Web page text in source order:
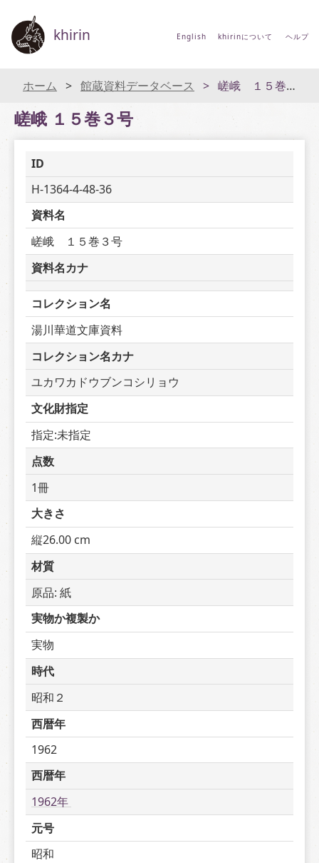
khirin English khirinについて ヘルプ
ホーム 館蔵資料データベース 嵯峨 １５巻３号
嵯峨 １５巻３号
ID
H-1364-4-48-36
資料名
嵯峨　１５巻３号
資料名カナ
コレクション名
湯川華道文庫資料
コレクション名カナ
ユカワカドウブンコシリョウ
文化財指定
指定:未指定
点数
1冊
大きさ
縦26.00 cm
材質
原品: 紙
実物か複製か
実物
時代
昭和２
西暦年
1962
西暦年
1962年
元号
昭和